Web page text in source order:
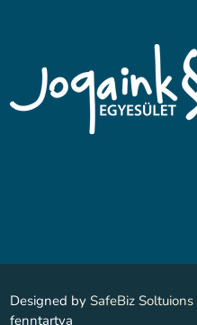
Designed bySafeBiz Soltuions
fenntartva